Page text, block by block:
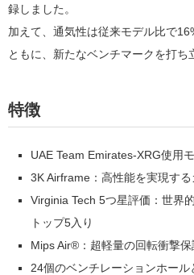
録しました。
加えて、通気性は従来モデル比で
ともに、新たなベンチマークを打ち
特徴
UAE Team Emirates-XRG使用
3K Airframe：高性能を実現す
Virginia Tech 5つ星評価：世界
トップ5入り
Mips Air®：超軽量の回転衝撃保
24個のベンチレーションホー